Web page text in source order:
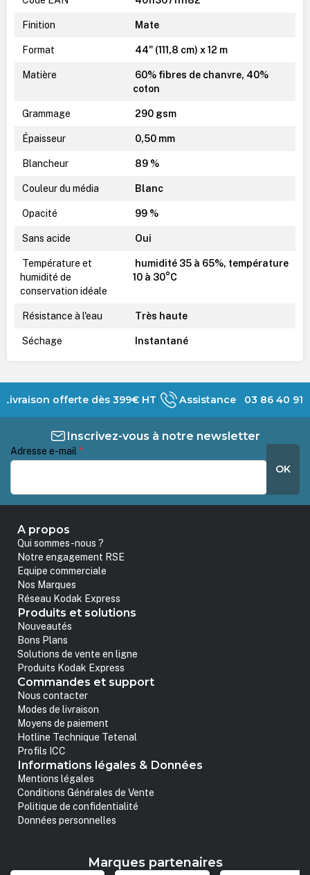
Finition Mate
Format 44" (111,8 cm) x 12 m
Matière
60% fibres de chanvre, 40%
coton
Grammage 290 gsm
Épaisseur 0,50 mm
Blancheur 89 %
Couleur du média Blanc
Opacité 99 %
Sans acide Oui
Température et
humidité de
conservation idéale
humidité 35 à 65%, température
10 à 30°C
Résistance à l'eau Très haute
Séchage Instantané
Livraison offerte dès 399€ HT Assistance 03 86 40 91
Inscrivez-vous à notre newsletter
Adresse e-mail *
OK
A propos
Qui sommes-nous ?
Notre engagement RSE
Equipe commerciale
Nos Marques
Réseau Kodak Express
Produits et solutions
Nouveautés
Bons Plans
Solutions de vente en ligne
Produits Kodak Express
Commandes et support
Nous contacter
Modes de livraison
Moyens de paiement
Hotline Technique Tetenal
Profils ICC
Informations légales & Données
Mentions légales
Conditions Générales de Vente
Politique de confidentialité
Données personnelles
Marques partenaires